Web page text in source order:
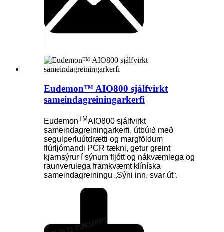
Eudemon™ AIO800 sjálfvirkt
sameindagreiningarkerfi
EudemonTMAIO800 sjálfvirkt
sameindagreiningarkerfi, útbúið með
segulperluútdrætti og margföldum
flúrljómandi PCR tækni, getur greint
kjarnsýrur í sýnum fljótt og nákvæmlega og
raunverulega framkvæmt klíníska
sameindagreiningu „Sýni inn, svar út“.